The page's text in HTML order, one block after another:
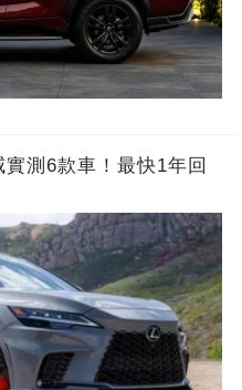
測6款車！最快1年回